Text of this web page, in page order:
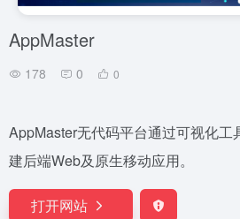
AppMaster
178 0 0
AppMaster无代码平台通过可视化工
建后端Web及原生移动应用。
打开网站